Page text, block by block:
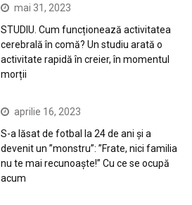
mai 31, 2023
STUDIU. Cum funcționează activitatea
cerebrală în comă? Un studiu arată o
activitate rapidă în creier, în momentul
morții
aprilie 16, 2023
S-a lăsat de fotbal la 24 de ani și a
devenit un ”monstru”: ”Frate, nici familia
nu te mai recunoaște!” Cu ce se ocupă
acum